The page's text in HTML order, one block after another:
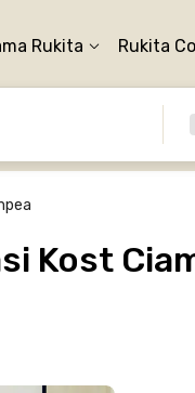
Rukita Rukita
Kost